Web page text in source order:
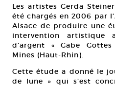
Les artistes Gerda
été chargés en 2006 par
Alsace de produire une
intervention
d’argent « Gabe
Mines (Haut-Rhin).
Cette étude a donné le
de lune » qui s’est